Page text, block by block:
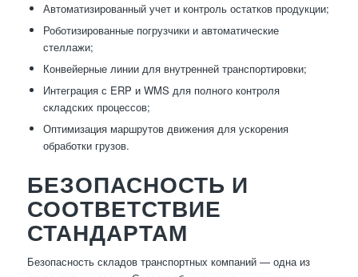
Автоматизированный учет и контроль остатков продукции;
Роботизированные погрузчики и автоматические
стеллажи;
Конвейерные линии для внутренней транспортировки;
Интеграция с ERP и WMS для полного контроля
складских процессов;
Оптимизация маршрутов движения для ускорения
обработки грузов.
БЕЗОПАСНОСТЬ И
СООТВЕТСТВИЕ
СТАНДАРТАМ
Безопасность складов транспортных компаний — одна из